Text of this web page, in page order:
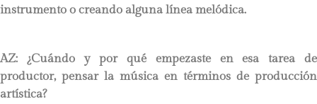
instrumento o creando alguna línea melódica.
AZ: ¿Cuándo y por qué empezaste en esa tarea de
productor, pensar la música en términos de producción
artística?